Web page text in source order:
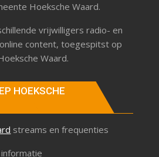
Hoeksche Waard.
vrijwilligers radio- en
content, toegespitst op
Waard.
HOEKSCHE
streams en frequenties
informatie